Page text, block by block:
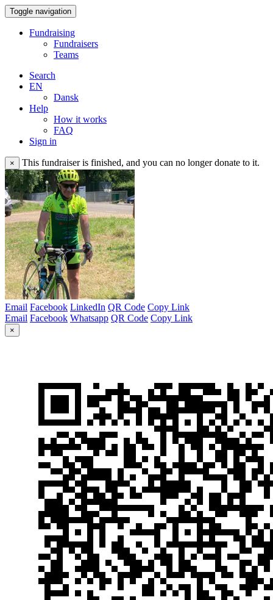
Toggle navigation
Fundraising
Fundraisers
Teams
Search
EN
Dansk
Help
How it works
FAQ
Sign in
× This fundraiser is finished, and you can no longer donate to it.
Email Facebook LinkedIn QR Code Copy Link
Email Facebook Whatsapp QR Code Copy Link
×